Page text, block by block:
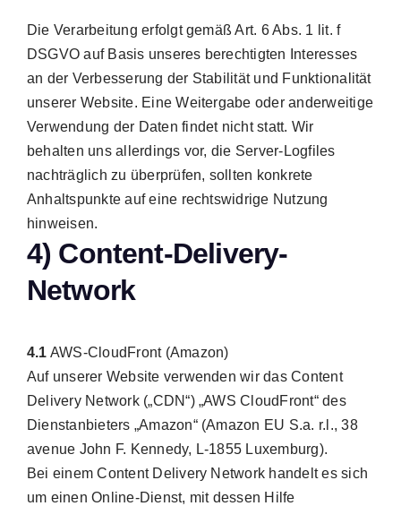
Die Verarbeitung erfolgt gemäß Art. 6 Abs. 1 lit. f
DSGVO auf Basis unseres berechtigten Interesses
an der Verbesserung der Stabilität und Funktionalität
unserer Website. Eine Weitergabe oder anderweitige
Verwendung der Daten findet nicht statt. Wir
behalten uns allerdings vor, die Server-Logfiles
nachträglich zu überprüfen, sollten konkrete
Anhaltspunkte auf eine rechtswidrige Nutzung
hinweisen.
4) Content-Delivery-
Network
4.1 AWS-CloudFront (Amazon)
Auf unserer Website verwenden wir das Content
Delivery Network („CDN“) „AWS CloudFront“ des
Dienstanbieters „Amazon“ (Amazon EU S.a. r.l., 38
avenue John F. Kennedy, L-1855 Luxemburg).
Bei einem Content Delivery Network handelt es sich
um einen Online-Dienst, mit dessen Hilfe